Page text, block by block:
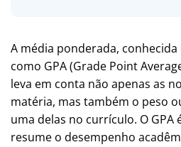
A média ponderada,
como GPA (Grade Point
leva em conta não apenas as
matéria, mas também o peso
uma delas no currículo. O GPA
resume o desempenho